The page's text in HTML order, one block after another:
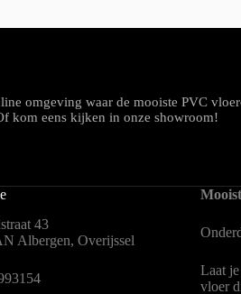
omgeving waar de mooiste PVC
kom eens kijken in onze showroom!
43
Albergen, Overijssel
Laat
vloer